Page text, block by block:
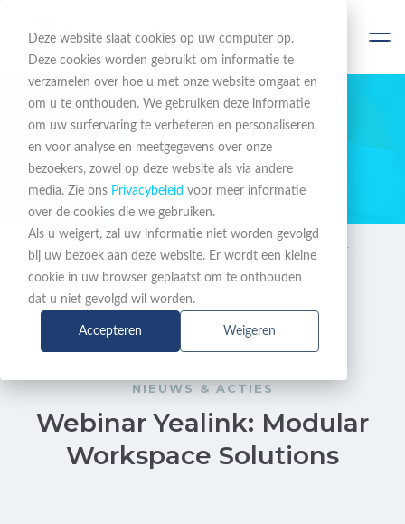
Deze website slaat cookies op uw computer op.
Deze cookies worden gebruikt om informatie te
verzamelen over hoe u met onze website omgaat en
om u te onthouden. We gebruiken deze informatie
om uw surfervaring te verbeteren en personaliseren,
en voor analyse en meetgegevens over onze
bezoekers, zowel op deze website als via andere
media. Zie ons Privacybeleid voor meer informatie
over de cookies die we gebruiken.
Als u weigert, zal uw informatie niet worden gevolgd
bij uw bezoek aan deze website. Er wordt een kleine
cookie in uw browser geplaatst om te onthouden
dat u niet gevolgd wil worden.
Accepteren Weigeren
BLIJF OP DE HOOGTE
Nieuws & Acties
Nieuws &
Acties
Webinar Yealink: Modular
Workspace Solutions
NIEUWS & ACTIES
Webinar Yealink: Modular
Workspace Solutions